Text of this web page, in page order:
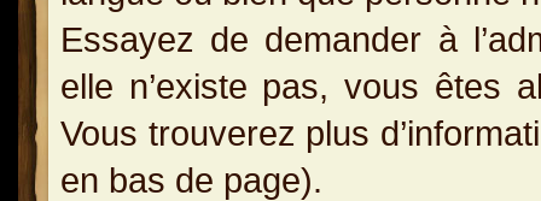
Essayez de demander à
elle n’existe pas, vous êtes
Vous trouverez plus
en bas de page).